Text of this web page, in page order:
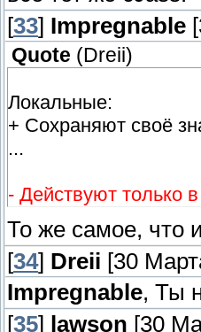
[33] Impregnable
Quote ( Dreii)
Локальные:
+ Сохраняют своё
...
- Действуют только
То же самое, что
[34] Dreii [30
Impregnable, Ты
[35] lawson [30